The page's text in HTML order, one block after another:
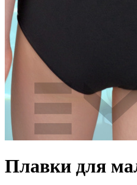
Плавки для